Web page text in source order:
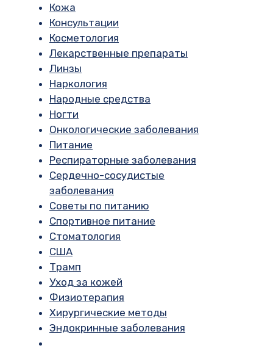
Кожа
Консультации
Косметология
Лекарственные препараты
Линзы
Наркология
Народные средства
Ногти
Онкологические заболевания
Питание
Респираторные заболевания
Сердечно-сосудистые
заболевания
Советы по питанию
Спортивное питание
Стоматология
США
Трамп
Уход за кожей
Физиотерапия
Хирургические методы
Эндокринные заболевания